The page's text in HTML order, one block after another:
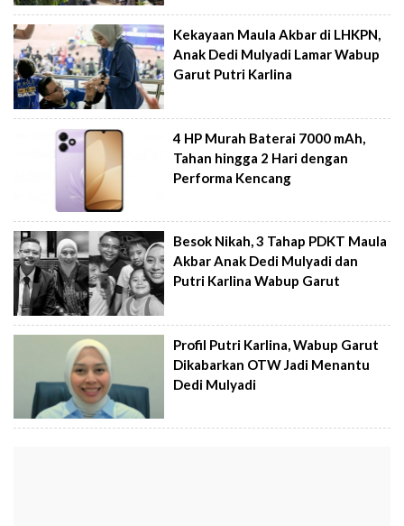
Kekayaan Maula Akbar di LHKPN,
Anak Dedi Mulyadi Lamar Wabup
Garut Putri Karlina
4 HP Murah Baterai 7000 mAh,
Tahan hingga 2 Hari dengan
Performa Kencang
Besok Nikah, 3 Tahap PDKT Maula
Akbar Anak Dedi Mulyadi dan
Putri Karlina Wabup Garut
Profil Putri Karlina, Wabup Garut
Dikabarkan OTW Jadi Menantu
Dedi Mulyadi